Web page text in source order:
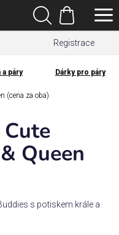
Registrace
Hledat
Nákupní
košík
a páry Dárky pro páry
(cena za oba)
Queen
s potiskem krále a